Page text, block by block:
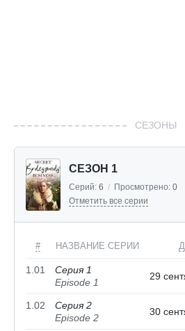
СЕЗОНЫ
СЕЗОН 1
Серий: 6 / Просмотрено: 0
Отметить все серии
# НАЗВАНИЕ СЕРИИ
1.01
Серия 1
Episode 1
29
1.02
Серия 2
Episode 2
30